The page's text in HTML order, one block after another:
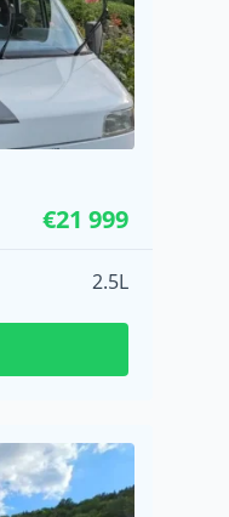
€21 999
2.5L